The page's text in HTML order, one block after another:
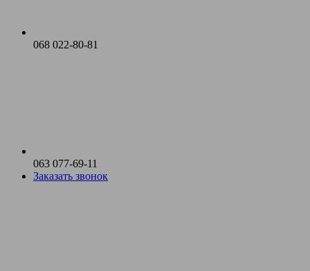
068 022-80-81
063 077-69-11
Заказать звонок